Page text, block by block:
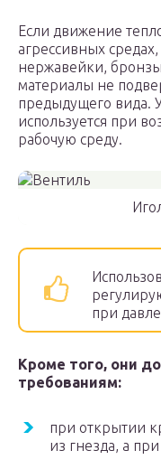
Если движение
агрессивных
нержавейки,
материалы не
предыдущего вида.
используется при
рабочую среду.
при
Кроме того, они
требованиям:
при открытии
из гнезда, а